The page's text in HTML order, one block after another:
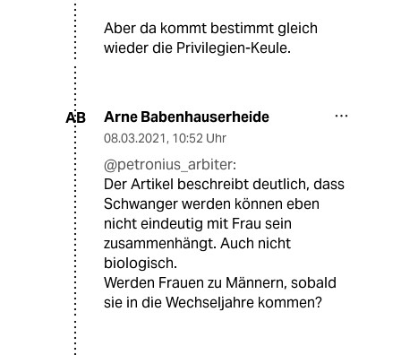
Aber da kommt bestimmt gleich
wieder die Privilegien-Keule.
AB Arne Babenhauserheide
08.03.2021, 10:52 Uhr
@petronius_arbiter:
Der Artikel beschreibt deutlich, dass
Schwanger werden können eben
nicht eindeutig mit Frau sein
zusammenhängt. Auch nicht
biologisch.
Werden Frauen zu Männern, sobald
sie in die Wechseljahre kommen?